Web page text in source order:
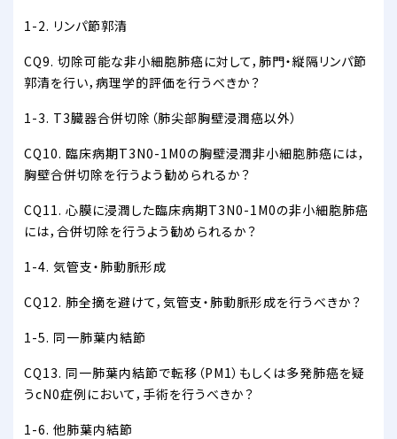
1-2. リンパ節郭清
CQ9. 切除可能な非小細胞肺癌に対して，肺門・縦隔リンパ節
郭清を行い，病理学的評価を行うべきか？
1-3. T3臓器合併切除（肺尖部胸壁浸潤癌以外）
CQ10. 臨床病期T3N0-1M0の胸壁浸潤非小細胞肺癌には，
胸壁合併切除を行うよう勧められるか？
CQ11. 心膜に浸潤した臨床病期T3N0-1M0の非小細胞肺癌
には，合併切除を行うよう勧められるか？
1-4. 気管支・肺動脈形成
CQ12. 肺全摘を避けて，気管支・肺動脈形成を行うべきか？
1-5. 同一肺葉内結節
CQ13. 同一肺葉内結節で転移（PM1）もしくは多発肺癌を疑
うcN0症例において，手術を行うべきか？
1-6. 他肺葉内結節